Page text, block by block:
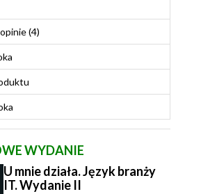
(4)
WYDANIE
U mnie działa. Język branży
IT. Wydanie II